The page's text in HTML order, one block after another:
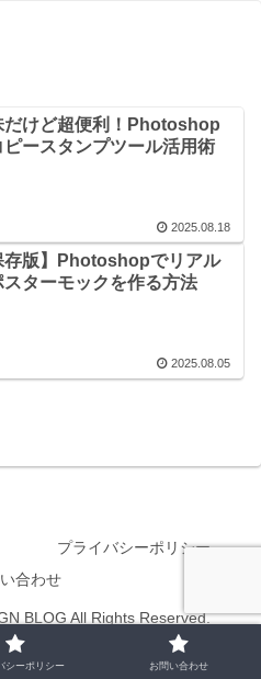
だけど超便利！Photoshop
ピースタンプツール活用術
2025.08.18
存版】Photoshopでリアル
スターモックを作る方法
2025.08.05
プライバシーポリシー
合わせ
BLOG All Rights Reserved.
シーポリシー お問い合わせ